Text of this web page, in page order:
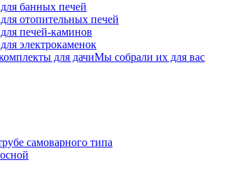
банных печей
отопительных печей
печей-каминов
электрокаменок
для дачиМы собрали их для вас
самоварного типа